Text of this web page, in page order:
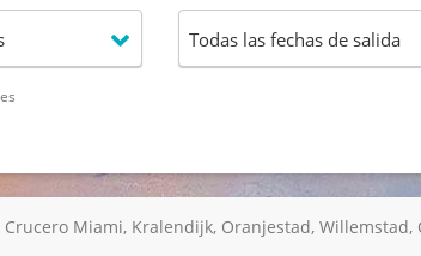
Crucero Miami, Kralendijk, Oranjestad, Willemstad,